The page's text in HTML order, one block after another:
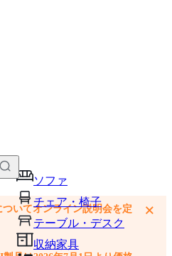
ソファ
チェア・椅子
テーブル・デスク
収納家具
付けて、カートに追加できます
いてオンライン説明会を定
×